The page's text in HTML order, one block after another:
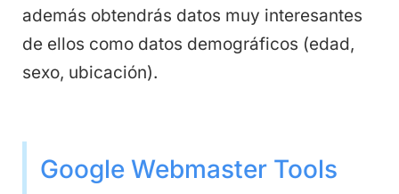
además obtendrás datos muy interesantes
de ellos como datos demográficos (edad,
sexo, ubicación).
Google Webmaster Tools